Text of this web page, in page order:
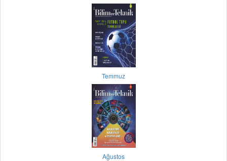
Temmuz
Ağustos